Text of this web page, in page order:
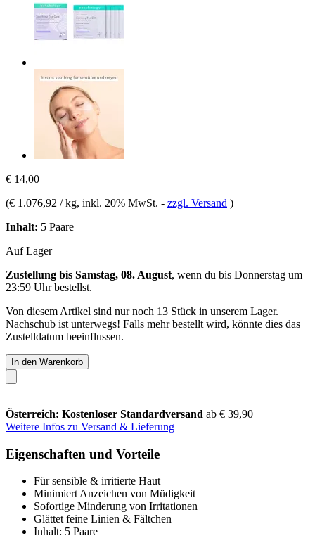
€ 14,00
(€ 1.076,92 / kg, inkl. 20% MwSt. - zzgl. Versand )
Inhalt: 5 Paare
Auf Lager
Zustellung bis Samstag, 08. August, wenn du bis Donnerstag um
23:59 Uhrbestellst.
Von diesem Artikel sind nur noch 13 Stück in unserem Lager.
Nachschub ist unterwegs! Falls mehr bestellt wird, könnte dies das
Zustelldatum beeinflussen.
In den Warenkorb
Österreich: Kostenloser Standardversand ab € 39,90
Weitere Infos zu Versand & Lieferung
Eigenschaften und Vorteile
Für sensible & irritierte Haut
Minimiert Anzeichen von Müdigkeit
Sofortige Minderung von Irritationen
Glättet feine Linien & Fältchen
Inhalt: 5 Paare